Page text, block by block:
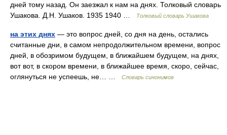
дней тому назад. Он заезжал к нам на днях. Толковый словарь
Ушакова. Д.Н. Ушаков. 1935 1940 …
Толковый словарь Ушакова
на этих днях — это вопрос дней, со дня на день, остались
считанные дни, в самом непродолжительном времени, вопрос
дней, в обозримом будущем, в ближайшем будущем, на днях,
вот вот, в скором времени, в ближайшее время, скоро, сейчас,
оглянуться не успеешь, не… …
Словарь синонимов